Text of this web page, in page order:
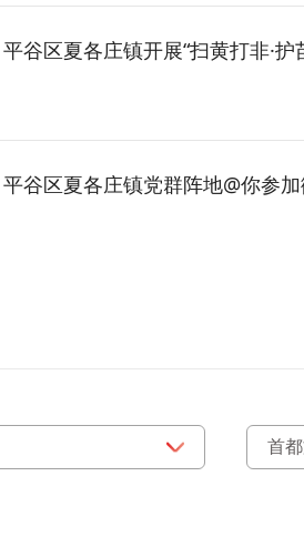
平谷区夏各庄镇开展“扫黄打非·护
平谷区夏各庄镇党群阵地@你参